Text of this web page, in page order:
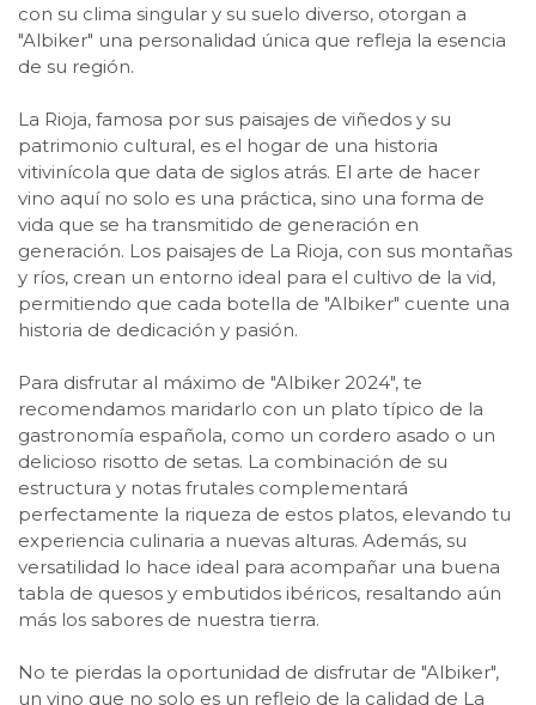
con su clima singular y su suelo diverso, otorgan a
"Albiker" una personalidad única que refleja la esencia
de su región.
La Rioja, famosa por sus paisajes de viñedos y su
patrimonio cultural, es el hogar de una historia
vitivinícola que data de siglos atrás. El arte de hacer
vino aquí no solo es una práctica, sino una forma de
vida que se ha transmitido de generación en
generación. Los paisajes de La Rioja, con sus montañas
y ríos, crean un entorno ideal para el cultivo de la vid,
permitiendo que cada botella de "Albiker" cuente una
historia de dedicación y pasión.
Para disfrutar al máximo de "Albiker 2024", te
recomendamos maridarlo con un plato típico de la
gastronomía española, como un cordero asado o un
delicioso risotto de setas. La combinación de su
estructura y notas frutales complementará
perfectamente la riqueza de estos platos, elevando tu
experiencia culinaria a nuevas alturas. Además, su
versatilidad lo hace ideal para acompañar una buena
tabla de quesos y embutidos ibéricos, resaltando aún
más los sabores de nuestra tierra.
No te pierdas la oportunidad de disfrutar de "Albiker",
un vino que no solo es un reflejo de la calidad de La